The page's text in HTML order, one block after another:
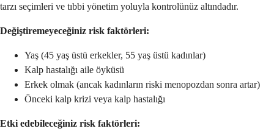
tarzı seçimleri ve tıbbi yönetim yoluyla kontrolünüz altındadır.
Değiştiremeyeceğiniz risk faktörleri:
Yaş (45 yaş üstü erkekler, 55 yaş üstü kadınlar)
Kalp hastalığı aile öyküsü
Erkek olmak (ancak kadınların riski menopozdan sonra artar)
Önceki kalp krizi veya kalp hastalığı
Etki edebileceğiniz risk faktörleri: